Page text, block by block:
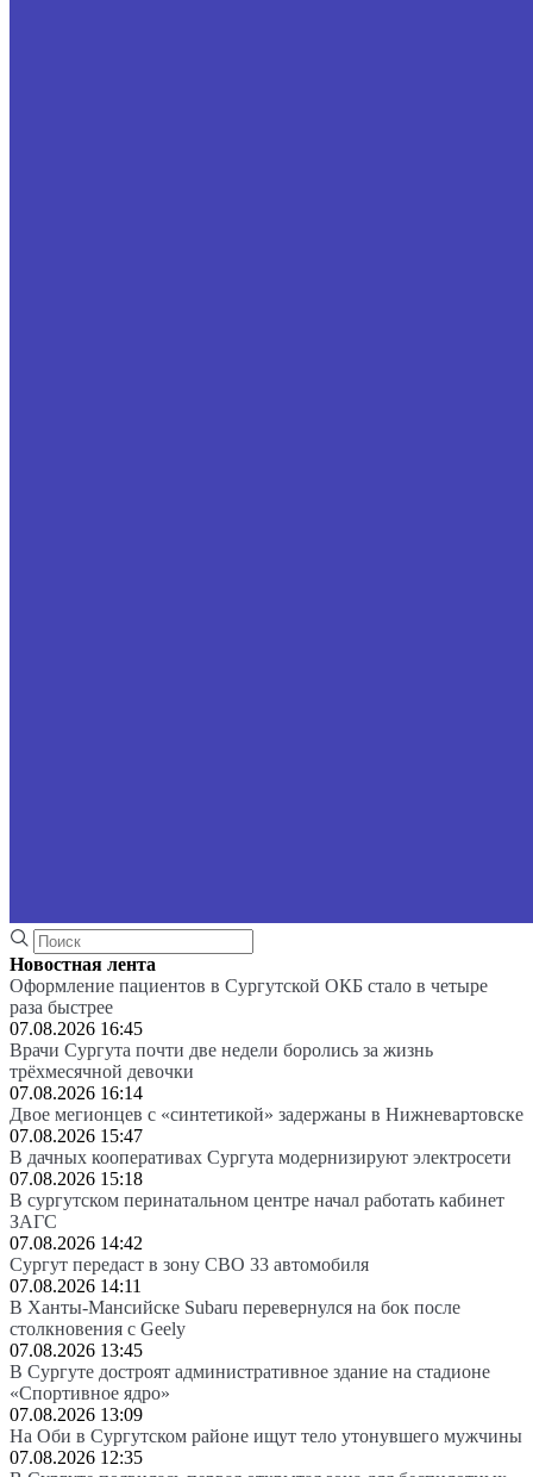
Новостная лента
Оформление пациентов в Сургутской ОКБ стало в четыре
раза быстрее
07.08.2026 16:45
Врачи Сургута почти две недели боролись за жизнь
трёхмесячной девочки
07.08.2026 16:14
Двое мегионцев с «синтетикой» задержаны в Нижневартовске
07.08.2026 15:47
В дачных кооперативах Сургута модернизируют электросети
07.08.2026 15:18
В сургутском перинатальном центре начал работать кабинет
ЗАГС
07.08.2026 14:42
Сургут передаст в зону СВО 33 автомобиля
07.08.2026 14:11
В Ханты-Мансийске Subaru перевернулся на бок после
столкновения с Geely
07.08.2026 13:45
В Сургуте достроят административное здание на стадионе
«Спортивное ядро»
07.08.2026 13:09
На Оби в Сургутском районе ищут тело утонувшего мужчины
07.08.2026 12:35